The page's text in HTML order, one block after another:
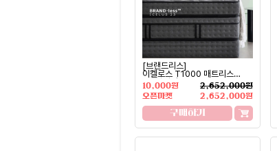
[브랜드리스]
이켈로스 T1000 매트리스
LK(라지킹)
10,000원
2,652,000원
오픈마켓
2,652,000원
구매하기